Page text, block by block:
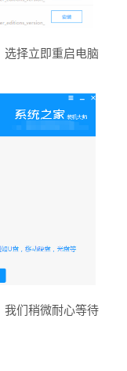
选择立即重启电脑
我们稍微耐心等待